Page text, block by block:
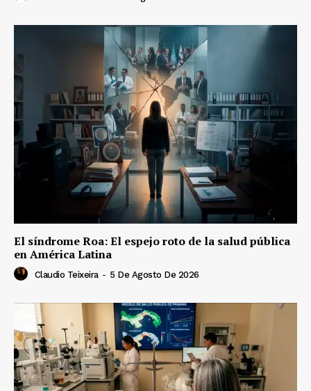
El síndrome Roa: El espejo roto de la salud pública
en América Latina
Claudio Teixeira - 5 De Agosto De 2026